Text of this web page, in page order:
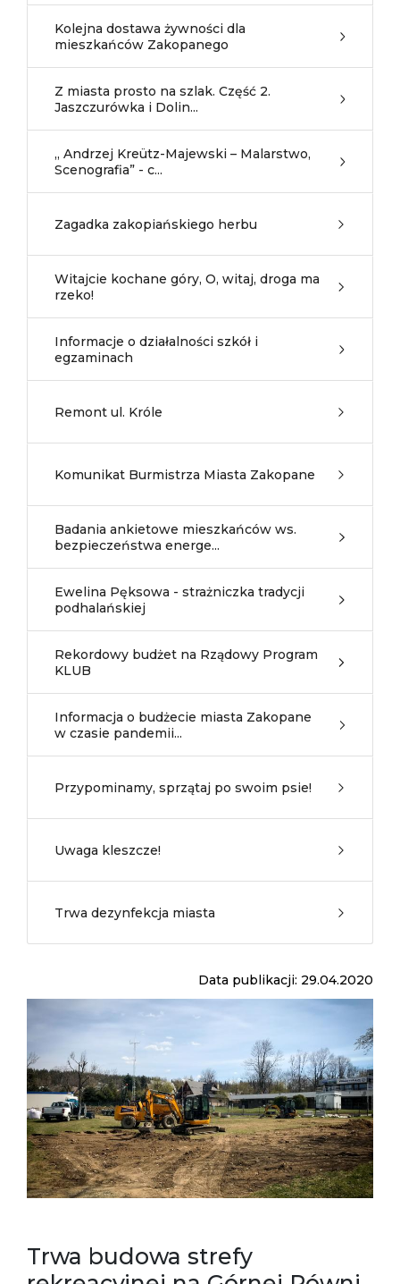
Kolejna dostawa żywności dla
mieszkańców Zakopanego
Z miasta prosto na szlak. Część 2.
Jaszczurówka i Dolin...
„ Andrzej Kreütz-Majewski – Malarstwo,
Scenografia” - c...
Zagadka zakopiańskiego herbu
Witajcie kochane góry, O, witaj, droga ma
rzeko!
Informacje o działalności szkół i
egzaminach
Remont ul. Króle
Komunikat Burmistrza Miasta Zakopane
Badania ankietowe mieszkańców ws.
bezpieczeństwa energe...
Ewelina Pęksowa - strażniczka tradycji
podhalańskiej
Rekordowy budżet na Rządowy Program
KLUB
Informacja o budżecie miasta Zakopane
w czasie pandemii...
Przypominamy, sprzątaj po swoim psie!
Uwaga kleszcze!
Trwa dezynfekcja miasta
Data publikacji: 29.04.2020
Trwa budowa strefy